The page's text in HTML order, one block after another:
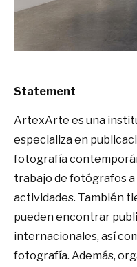
Statement
ArtexArte es una
especializa en
fotografía
trabajo de fotógrafos
actividades. También
pueden encontrar
internacionales, así
fotografía. Además,